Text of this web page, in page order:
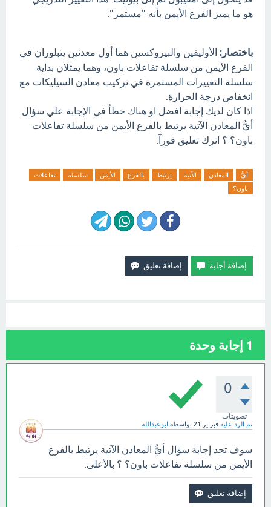
هو ما يميز الفرع الأيمن بأنه "مستمر".
باختصار: الأوليفين والبيروكسين هما أول معدنين يتبلوران في
الفرع الأيمن من سلسلة تفاعلات باون، وهما يمثلان بداية
سلسلة التغييرات المستمرة في تركيب معادن السيليكات مع
انخفاض درجة الحرارة.
اذا كان لديك إجابة افضل او هناك خطأ في الإجابة علي سؤال
أيُّ المعادن الآتية يرتبط بالفرع الأيمن من سلسلة تفاعلات
باون؟ ؟ اترك تعليق فورآ.
أيُّ المعادن الآتية يرتبط بالفرع الأيمن سلسلة
تفاعلات
باون؟
1 إجابة وحدة
0
تصويتات
تم الرد عليه فبراير 21 بواسطة ابوعبدالله
سوف تجد إجابة سؤال أيُّ المعادن الآتية يرتبط بالفرع
الأيمن من سلسلة تفاعلات باون؟ ؟ بالأعلى.